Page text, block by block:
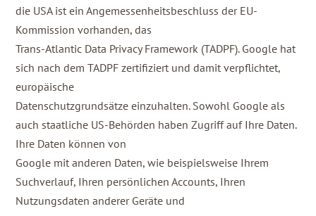
die USA ist ein Angemessenheitsbeschluss der EU-
Kommission vorhanden, das
Trans-Atlantic Data Privacy Framework (TADPF). Google hat
sich nach dem TADPF zertifiziert und damit verpflichtet,
europäische
Datenschutzgrundsätze einzuhalten. Sowohl Google als
auch staatliche US-Behörden haben Zugriff auf Ihre Daten.
Ihre Daten können von
Google mit anderen Daten, wie beispielsweise Ihrem
Suchverlauf, Ihren persönlichen Accounts, Ihren
Nutzungsdaten anderer Geräte und